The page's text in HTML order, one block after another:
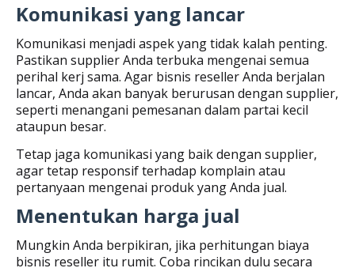
Komunikasi yang lancar
Komunikasi menjadi aspek yang tidak kalah penting.
Pastikan supplier Anda terbuka mengenai semua
perihal kerj sama. Agar bisnis reseller Anda berjalan
lancar, Anda akan banyak berurusan dengan supplier,
seperti menangani pemesanan dalam partai kecil
ataupun besar.
Tetap jaga komunikasi yang baik dengan supplier,
agar tetap responsif terhadap komplain atau
pertanyaan mengenai produk yang Anda jual.
Menentukan harga jual
Mungkin Anda berpikiran, jika perhitungan biaya
bisnis reseller itu rumit. Coba rincikan dulu secara